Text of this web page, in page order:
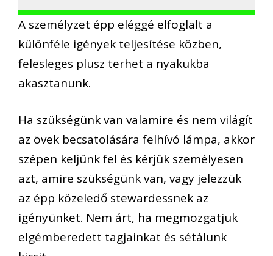
A személyzet épp eléggé elfoglalt a
különféle igények teljesítése közben,
felesleges plusz terhet a nyakukba
akasztanunk.
Ha szükségünk van valamire és nem világít
az övek becsatolására felhívó lámpa, akkor
szépen keljünk fel és kérjük személyesen
azt, amire szükségünk van, vagy jelezzük
az épp közeledő stewardessnek az
igényünket. Nem árt, ha megmozgatjuk
elgémberedett tagjainkat és sétálunk